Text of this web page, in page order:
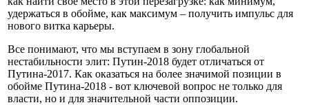
удержаться в обойме, как максимум – получить импульс для
нового витка карьеры.
Все понимают, что мы вступаем в зону глобальной
нестабильности элит: Путин-2018 будет отличаться от
Путина-2017. Как оказаться на более значимой позиции в
обойме Путина-2018 - вот ключевой вопрос не только для
власти, но и для значительной части оппозиции.